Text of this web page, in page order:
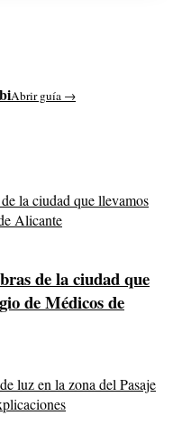
Abrir guía →
de la ciudad que
de Médicos de